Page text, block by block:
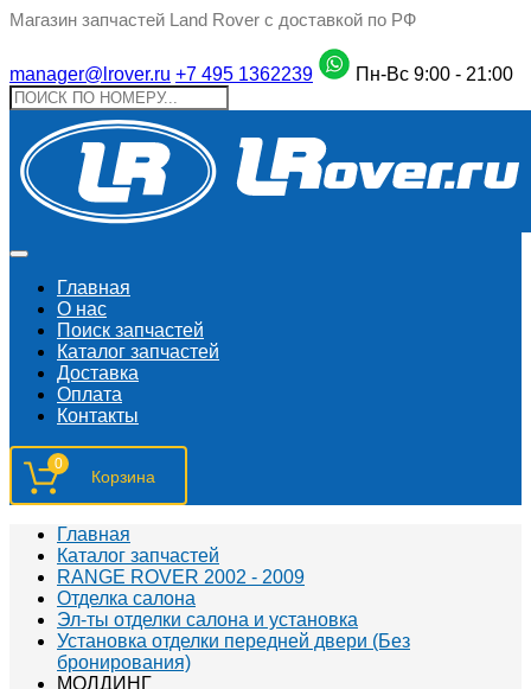
Магазин запчастей Land Rover с доставкой по РФ
manager@lrover.ru +7 495 1362239 Пн-Вс 9:00 - 21:00
Главная
О нас
Поиск запчастeй
Каталог запчастей
Доставка
Оплата
Контакты
0
Главная
Каталог запчастей
RANGE ROVER 2002 - 2009
Отделка салона
Эл-ты отделки салона и установка
Установка отделки передней двери (Без
бронирования)
МОЛДИНГ